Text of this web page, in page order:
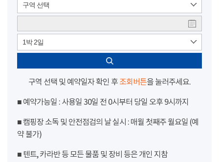
구역 선택
1박 2일
구역 선택 및 예약일자 확인 후 조회버튼을 눌러주세요.
■ 예약가능일 : 사용일 30일 전 0시부터 당일 오후 9시까지
■ 캠핑장 소독 및 안전점검의 날 실시 : 매월 첫째주 월요일 (예
약 불가)
■ 텐트, 카라반 등 모든 물품 및 장비 등은 개인 지참